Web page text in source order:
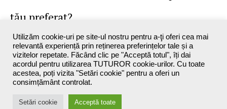
tău preferat?
Maxine`s Blog - 2026 ©
Utilizăm cookie-uri pe site-ul nostru pentru a-ţi oferi cea mai
relevantă experiență prin reținerea preferințelor tale și a
vizitelor repetate. Făcând clic pe "Acceptă totul", îți dai
acordul pentru utilizarea TUTUROR cookie-urilor. Cu toate
acestea, poți vizita "Setări cookie" pentru a oferi un
consimțământ controlat.
Setări cookie Acceptă toate